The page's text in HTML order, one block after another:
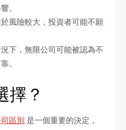
。
風險較大，投資者可能不願
下，無限公司可能被認為不
。
擇？
區別 是一個重要的決定，